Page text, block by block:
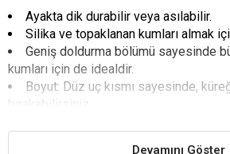
Ayakta dik durabilir veya asılabilir.
Silika ve topaklanan kumları almak
Geniş doldurma bölümü sayesinde
kumları için de idealdir.
Boyut: Düz uç kısmı sayesinde,
bırakabilirsiniz.
Devamını Göster